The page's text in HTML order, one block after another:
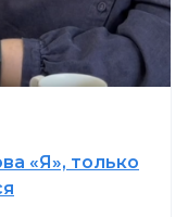
«Я», только